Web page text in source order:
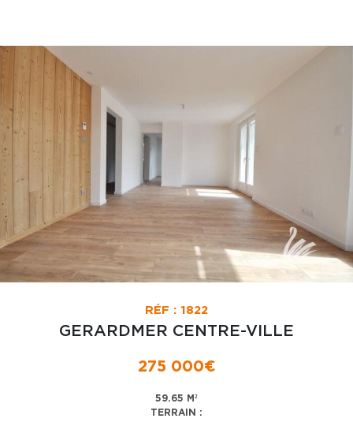
RÉF : 1822
GERARDMER CENTRE-VILLE
275 000€
59.65 M²
TERRAIN :